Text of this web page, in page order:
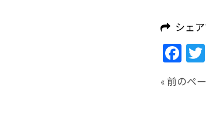
シェ
« 前のペ